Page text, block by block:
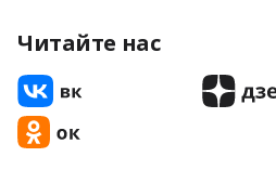
Читайте нас